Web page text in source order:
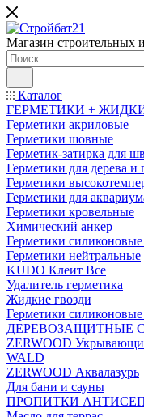
Магазин строительных
Каталог
ГЕРМЕТИКИ +
Герметики акриловые
Герметики шовные
Герметик-затирка для
Герметики для дерева и
Герметики
Герметики для
Герметики кровельные
Химический анкер
Герметики
Герметики нейтральные
KUDO Клеит Все
Удалитель герметика
Жидкие гвозди
Герметики
ДЕРЕВОЗАЩИТНЫЕ
ZERWOOD
WALD
ZERWOOD Аквалазурь
Для бани и сауны
ПРОПИТКИ